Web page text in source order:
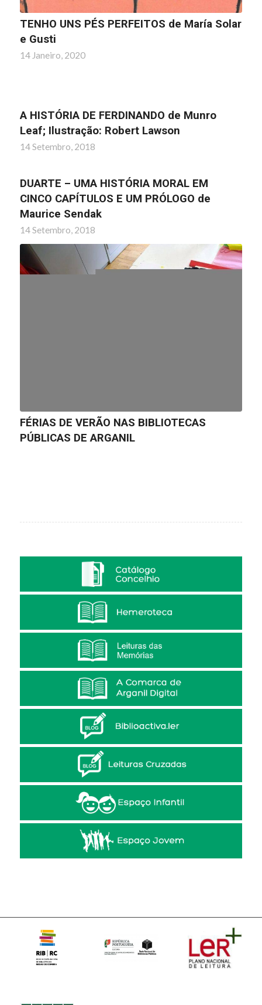
TENHO UNS PÉS PERFEITOS de María Solar
e Gusti
14 Janeiro, 2020
A HISTÓRIA DE FERDINANDO de Munro
Leaf; Ilustração: Robert Lawson
14 Setembro, 2018
DUARTE – UMA HISTÓRIA MORAL EM
CINCO CAPÍTULOS E UM PRÓLOGO de
Maurice Sendak
14 Setembro, 2018
FÉRIAS DE VERÃO NAS BIBLIOTECAS
PÚBLICAS DE ARGANIL